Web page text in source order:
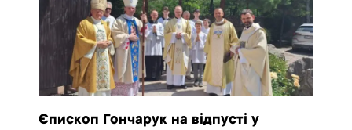
Єпископ Гончарук на відпусті у